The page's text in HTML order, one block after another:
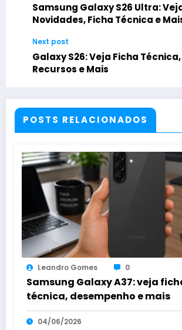
Samsung Galaxy S26 Ultra:
Novidades, Ficha Técnica e
Next post
Galaxy S26: Veja Ficha
Recursos e Mais
POSTS RELACIONADOS
Leandro Gomes 0
Samsung Galaxy A37: veja
técnica, desempenho e mais
04/06/2026